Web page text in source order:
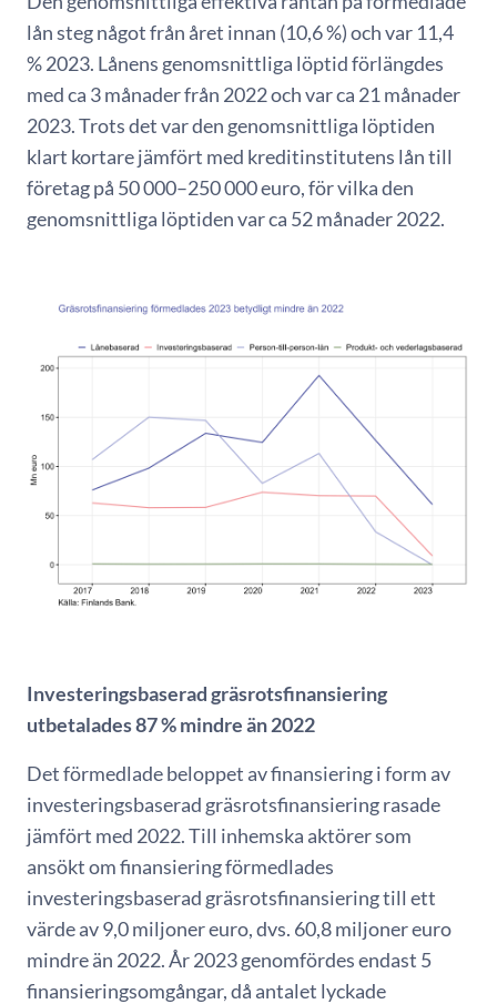
lån steg något från året innan (10,6 %) och var 11,4
% 2023. Lånens genomsnittliga löptid förlängdes
med ca 3 månader från 2022 och var ca 21 månader
2023. Trots det var den genomsnittliga löptiden
klart kortare jämfört med kreditinstitutens lån till
företag på 50 000–250 000 euro, för vilka den
genomsnittliga löptiden var ca 52 månader 2022.
Investeringsbaserad gräsrotsfinansiering
utbetalades 87 % mindre än 2022
Det förmedlade beloppet av finansiering i form av
investeringsbaserad gräsrotsfinansiering rasade
jämfört med 2022. Till inhemska aktörer som
ansökt om finansiering förmedlades
investeringsbaserad gräsrotsfinansiering till ett
värde av 9,0 miljoner euro, dvs. 60,8 miljoner euro
mindre än 2022. År 2023 genomfördes endast 5
finansieringsomgångar, då antalet lyckade